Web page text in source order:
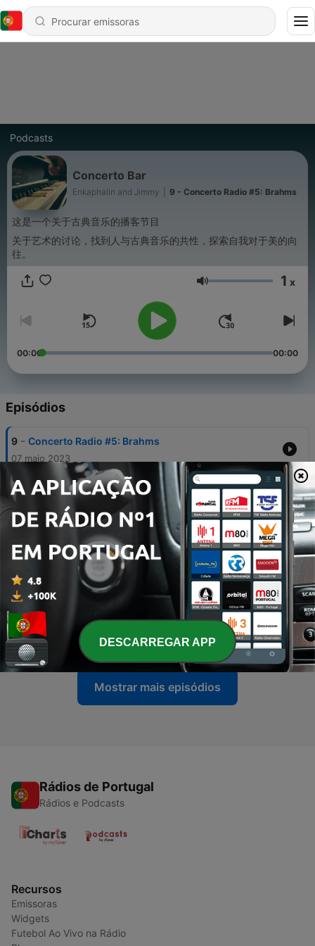
Podcasts
Concerto Bar
Enkaphalin and Jimmy 9 - Concerto Radio #5: Brahms
这是一个关于古典音乐的播客节目
关于艺术的讨论，找到人与古典音乐的共性，探索自我对于美的向
往。
Volume 1 x
00:00 00:00
Episódios
9 - Concerto Radio #5: Brahms
07 maio 2023
8 - Concerto Radio #4: Chopin的宴会
01 mar. 2023
7 - Concerto Radio #3: Mendelssohn
03 fev. 2023
6 - Concerto Radio #2: Schubert
31 jan. 2023
5 - Concerto Radio #1: Mozart
27 jan. 2023
Mostrar mais episódios
Rádios de Portugal
Rádios e Podcasts
Recursos
Emissoras
Widgets
Futebol Ao Vivo na Rádio
DESCARREGAR APP